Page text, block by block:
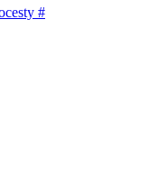
#